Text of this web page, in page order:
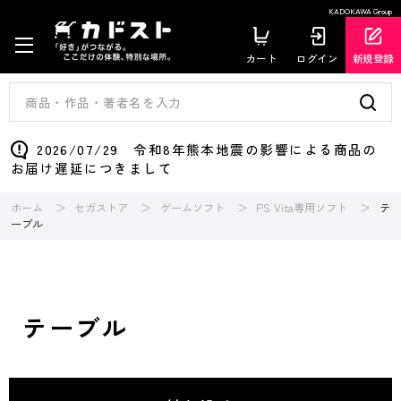
KADOKAWA Group
カート ログイン 新規登録
2026/07/29 令和8年熊本地震の影響による商品の
お届け遅延につきまして
ホーム セガストア ゲームソフト PS Vita専用ソフト
テ
ーブル
テーブル